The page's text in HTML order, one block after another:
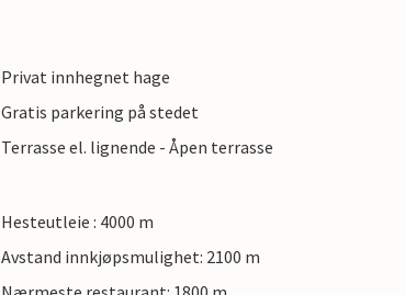
Privat innhegnet hage
Gratis parkering på stedet
Terrasse el. lignende - Åpen terrasse
Hesteutleie : 4000 m
Avstand innkjøpsmulighet: 2100 m